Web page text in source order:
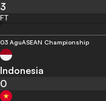
3
FT
03 AguASEAN Championship
Indonesia
0